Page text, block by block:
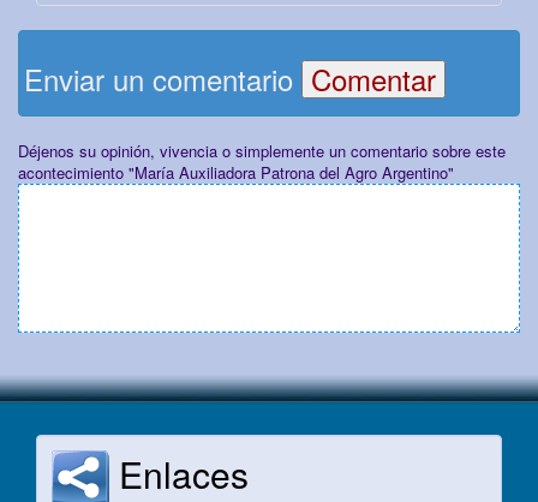
Enviar un comentario
Déjenos su opinión, vivencia o simplemente un comentario sobre este
acontecimiento "María Auxiliadora Patrona del Agro Argentino"
Enlaces